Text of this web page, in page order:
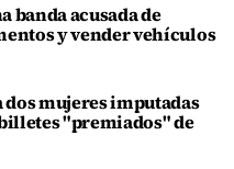
banda acusada de
y vender vehículos
dos mujeres imputadas
"premiados" de